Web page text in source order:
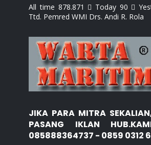
All time 878.871  Today 90 
Ttd. Pemred WMI Drs. Andi R. Rola
JIKA PARA MITRA
PASANG IKLAN
085888364737 - 0859 0312